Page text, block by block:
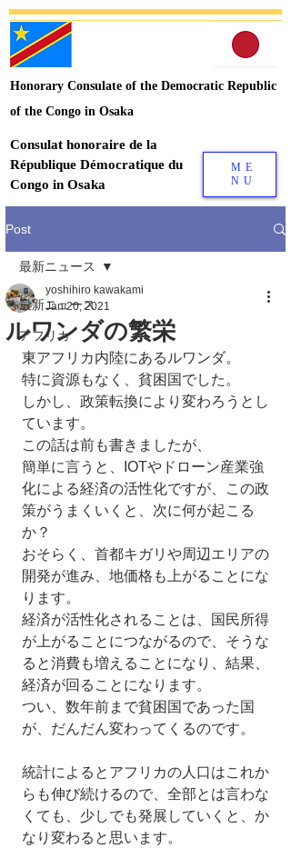
Honorary Consulate of the Democratic Republic
of the Congo in Osaka
Consulat honoraire de la
République Démocratique du
Congo in Osaka
ME
NU
Post
最新ニュース
アフリカ
最新ニュース
ルワンダの繁栄
yoshihiro kawakami
Jan 20, 2021
東アフリカ内陸にあるルワンダ。
特に資源もなく、貧困国でした。
しかし、政策転換により変わろうとし
ています。
この話は前も書きましたが、
簡単に言うと、IOTやドローン産業強
化による経済の活性化ですが、この政
策がうまくいくと、次に何が起こる
か？
おそらく、首都キガリや周辺エリアの
開発が進み、地価格も上がることにな
ります。
経済が活性化されることは、国民所得
が上がることにつながるので、そうな
ると消費も増えることになり、結果、
経済が回ることになります。
つい、数年前まで貧困国であった国
が、だんだん変わってくるのです。
統計によるとアフリカの人口はこれか
らも伸び続けるので、全部とは言わな
くても、少しでも発展していくと、か
なり変わると思います。